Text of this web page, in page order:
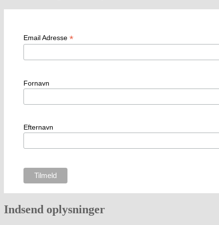
Email Adresse *
Fornavn
Efternavn
Indsend oplysninger